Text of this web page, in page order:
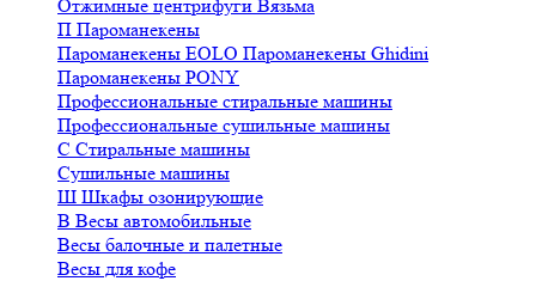
Отжимные центрифуги Вязьма
П Пароманекены
Пароманекены EOLO Пароманекены Ghidini
Пароманекены PONY
Профессиональные стиральные машины
Профессиональные сушильные машины
С Стиральные машины
Сушильные машины
Ш Шкафы озонирующие
В Весы автомобильные
Весы балочные и палетные
Весы для кофе